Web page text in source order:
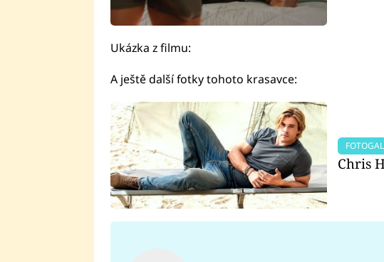
Ukázka z filmu:
A ještě další fotky tohoto krasavce:
Chris